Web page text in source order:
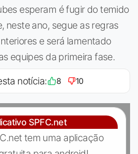
esperam é fugir do temido
neste ano, segue as regras
e será lamentado
equipes da primeira fase.
notícia: 8 10
SPFC.net
tem uma aplicação